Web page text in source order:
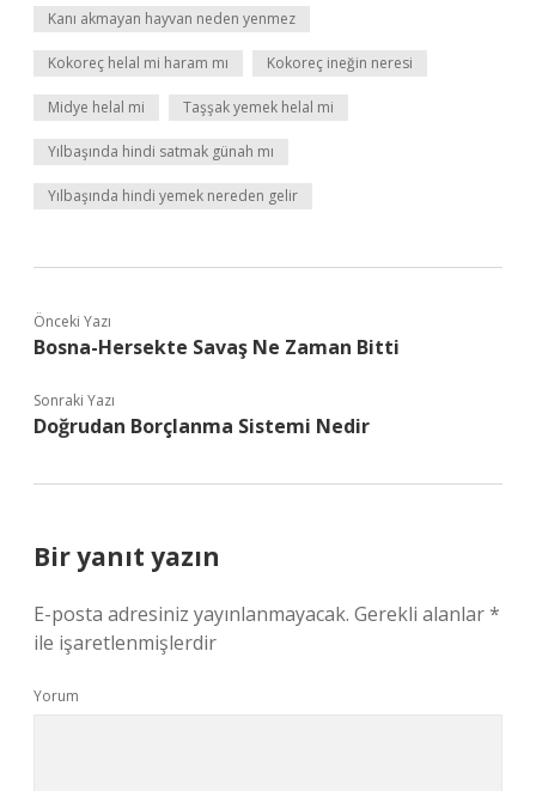
Kanı akmayan hayvan neden yenmez
Kokoreç helal mi haram mı Kokoreç ineğin neresi
Midye helal mi Taşşak yemek helal mi
Yılbaşında hindi satmak günah mı
Yılbaşında hindi yemek nereden gelir
Önceki Yazı
Bosna-Hersekte Savaş Ne Zaman Bitti
Sonraki Yazı
Doğrudan Borçlanma Sistemi Nedir
Bir yanıt yazın
E-posta adresiniz yayınlanmayacak. Gerekli alanlar*
ile işaretlenmişlerdir
Yorum